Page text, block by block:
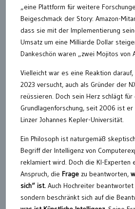
„eine Plattform für weitere
Beigeschmack der Story: Amazon-
dass sie mit der Implementierung
Umsatz um eine Milliarde Dollar
Dankeschön waren „zwei Mojitos von
Vielleicht war es eine Reaktion
2023 versucht, auch als Gründer der
reüssieren. Doch sein Herz schlägt für
Grundlagenforschung, seit 2006 ist
Linzer Johannes Kepler-Universität.
Ein Philosoph ist naturgemäß
Begriff der Intelligenz von
reklamiert wird. Doch die KI-Experten
Anspruch, die Frage zu beantworten,
sich“ ist. Auch Hochreiter
sondern beschränkt sich auf die